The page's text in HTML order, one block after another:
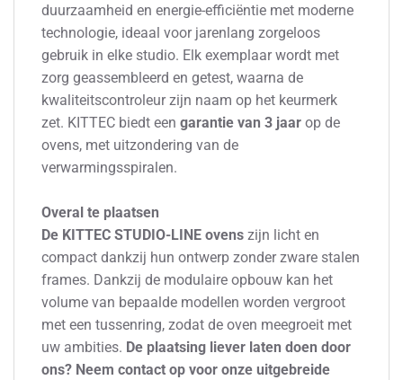
duurzaamheid en energie-efficiëntie met moderne
technologie, ideaal voor jarenlang zorgeloos
gebruik in elke studio. Elk exemplaar wordt met
zorg geassembleerd en getest, waarna de
kwaliteitscontroleur zijn naam op het keurmerk
zet. KITTEC biedt een garantie van 3 jaar op de
ovens, met uitzondering van de
verwarmingsspiralen.
Overal te plaatsen
De KITTEC STUDIO-LINE ovens zijn licht en
compact dankzij hun ontwerp zonder zware stalen
frames. Dankzij de modulaire opbouw kan het
volume van bepaalde modellen worden vergroot
met een tussenring, zodat de oven meegroeit met
uw ambities. De plaatsing liever laten doen door
ons? Neem contact op voor onze uitgebreide